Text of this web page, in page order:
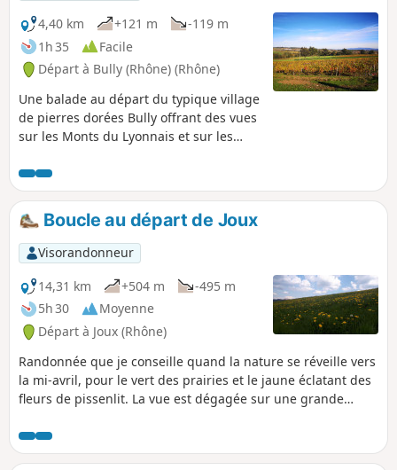
4,40 km
+121 m
-119 m
1h 35
Facile
Départ à Bully (Rhône) (Rhône)
Une balade au départ du typique village
de pierres dorées Bully offrant des vues
sur les Monts du Lyonnais et sur les
Boucle au départ de Joux
Visorandonneur
14,31 km
+504 m
-495 m
5h 30
Moyenne
Départ à Joux (Rhône)
Randonnée que je conseille quand la nature se réveille vers
la mi-avril, pour le vert des prairies et le jaune éclatant des
fleurs de pissenlit. La vue est dégagée sur une grande
vue sur le département de la Loire et du Rhône. Le pique-
nique au bord de l'étang est très appréciable et apaisant. Le